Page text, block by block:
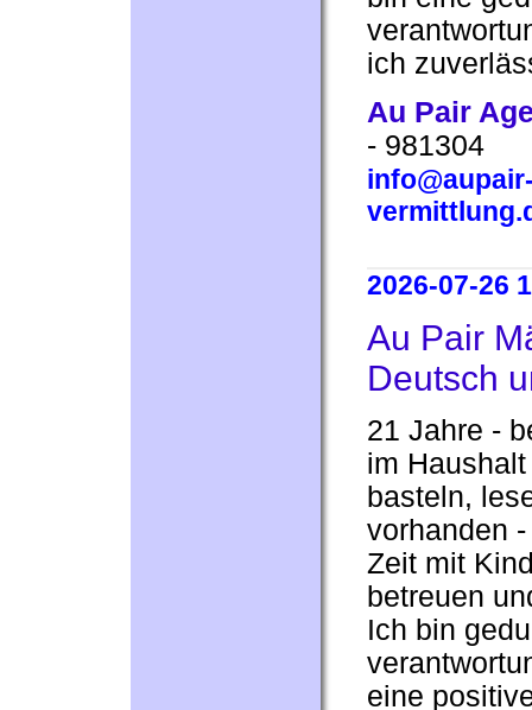
ich
Au Pair
- 981304
2026-07-26
Au Pair
Deutsch
21 Jahre -
im
basteln,
vorhanden
Zeit mit
betreuen
Ich bin
eine